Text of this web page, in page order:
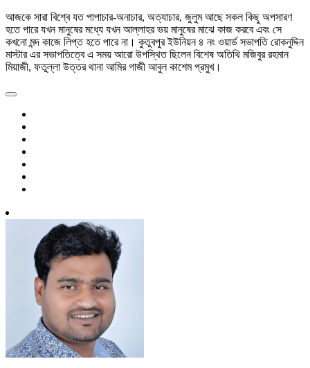
আজকে সারা বিশ্বে যত পাপাচার-অনাচার, অত্যাচার, জুলুম আছে সকল কিছু অপসারণ
হতে পারে যখন মানুষের মধ্যে যখন আল্লাহর ভয় মানুষের মাঝে কাজ করবে এবং সে
কখনো মন্দ কাজে লিপ্ত হতে পারে না। কুতুবপুর ইউনিয়ন ৪ নং ওয়ার্ড সভাপতি রোকনুদ্দিন
মাস্টার এর সভাপতিত্বে এ সময় আরো উপস্থিত ছিলেন বিশেষ অতিথি মজিবুর রহমান
মিয়াজী, ফতুল্লা উত্তর থানা আমির গাজী আবুল কাশেম প্রমুখ।